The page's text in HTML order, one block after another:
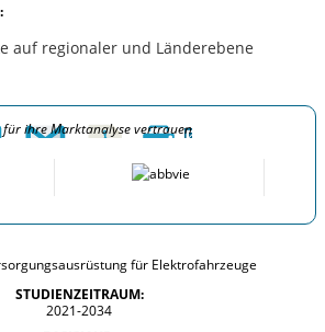
auf regionaler und Länderebene
für ihre Marktanalyse vertrauen
STUDIENZEITRAUM:
2021-2034